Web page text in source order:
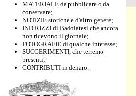
MATERIALE da pubblicare o da
conservare;
NOTIZIE storiche e d'altro genere;
INDIRIZZI di Badolatesi che ancora
non ricevono il giornale;
FOTOGRAFIE di qualche interesse;
SUGGERIMENTI, che terremo
presenti;
CONTRIBUTI in denaro.